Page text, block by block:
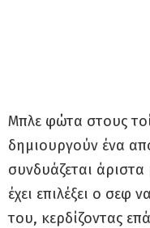
Μπλε φώτα στους
δημιουργούν ένα
συνδυάζεται
έχει επιλέξει ο σεφ
του, κερδίζοντας